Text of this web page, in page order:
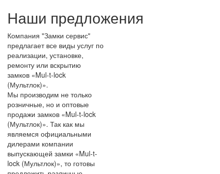
Наши предложения
Компания "Замки сервис"
предлагает все виды услуг по
реализации, установке,
ремонту или вскрытию
замков «Mul-t-lock
(Мультлок)».
Мы производим не только
розничные, но и оптовые
продажи замков «Mul-t-lock
(Мультлок)». Так как мы
являемся официальными
дилерами компании
выпускающей замки «Mul-t-
lock (Мультлок)», то готовы